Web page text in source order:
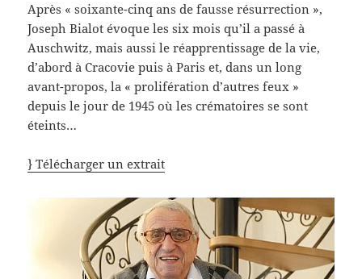
Après « soixante-cinq ans de fausse résurrection »,
Joseph Bialot évoque les six mois qu’il a passé à
Auschwitz, mais aussi le réapprentissage de la vie,
d’abord à Cracovie puis à Paris et, dans un long
avant-propos, la « prolifération d’autres feux »
depuis le jour de 1945 où les crématoires se sont
éteints…
} Télécharger un extrait